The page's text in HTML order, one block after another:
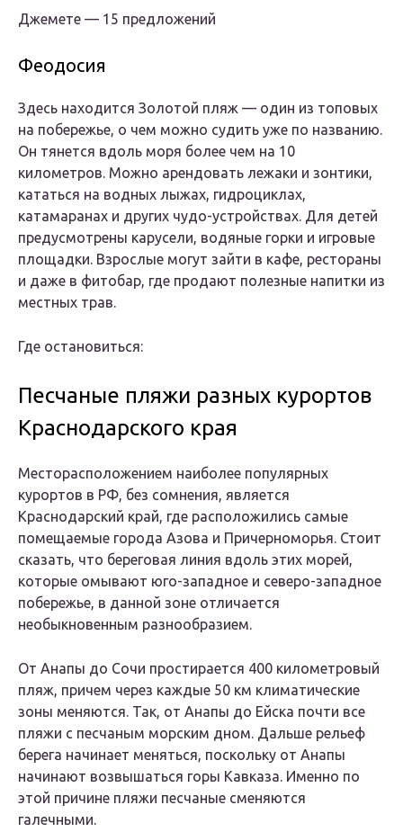
Джемете — 15 предложений
Феодосия
Здесь находится Золотой пляж — один из топовых
на побережье, о чем можно судить уже по названию.
Он тянется вдоль моря более чем на 10
километров. Можно арендовать лежаки и зонтики,
кататься на водных лыжах, гидроциклах,
катамаранах и других чудо-устройствах. Для детей
предусмотрены карусели, водяные горки и игровые
площадки. Взрослые могут зайти в кафе, рестораны
и даже в фитобар, где продают полезные напитки из
местных трав.
Где остановиться:
Песчаные пляжи разных курортов
Краснодарского края
Месторасположением наиболее популярных
курортов в РФ, без сомнения, является
Краснодарский край, где расположились самые
помещаемые города Азова и Причерноморья. Стоит
сказать, что береговая линия вдоль этих морей,
которые омывают юго-западное и северо-западное
побережье, в данной зоне отличается
необыкновенным разнообразием.
От Анапы до Сочи простирается 400 километровый
пляж, причем через каждые 50 км климатические
зоны меняются. Так, от Анапы до Ейска почти все
пляжи с песчаным морским дном. Дальше рельеф
берега начинает меняться, поскольку от Анапы
начинают возвышаться горы Кавказа. Именно по
этой причине пляжи песчаные сменяются
галечными.